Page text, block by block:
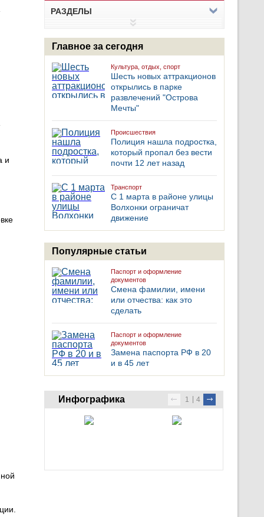
РАЗДЕЛЫ
Главное за сегодня
Культура, отдых, спорт
Шесть новых аттракционов
открылись в парке
развлечений "Острова
Мечты"
Происшествия
Полиция нашла подростка,
который пропал без вести
почти 12 лет назад
Транспорт
С 1 марта в районе улицы
Волхонки ограничат
движение
Популярные статьи
Паспорт и оформление
документов
Смена фамилии, имени
или отчества: как это
сделать
Паспорт и оформление
документов
Замена паспорта РФ в 20
и в 45 лет
Инфографика 1 4
и